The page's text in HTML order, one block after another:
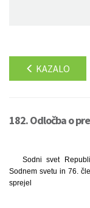
KAZALO
182. Odločba o
Sodni svet
Sodnem svetu in 76.
sprejel